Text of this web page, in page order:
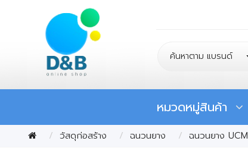
ค้นหาตาม แบรนด์
หมวดหมู่สินค้า
วัสดุก่อสร้าง ฉนวนยาง ฉนวนยาง UCM